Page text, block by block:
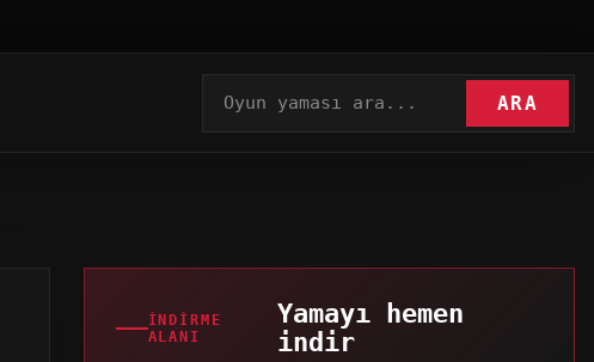
ARA
İNDIRME
ALANI
Yamayı hemen
indir